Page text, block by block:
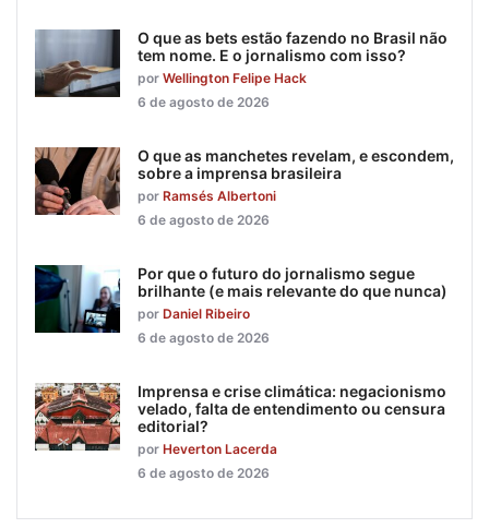
O que as bets estão fazendo no Brasil não
tem nome. E o jornalismo com isso?
por Wellington Felipe Hack
6 de agosto de 2026
O que as manchetes revelam, e escondem,
sobre a imprensa brasileira
por Ramsés Albertoni
6 de agosto de 2026
Por que o futuro do jornalismo segue
brilhante (e mais relevante do que nunca)
por Daniel Ribeiro
6 de agosto de 2026
Imprensa e crise climática: negacionismo
velado, falta de entendimento ou censura
editorial?
por Heverton Lacerda
6 de agosto de 2026